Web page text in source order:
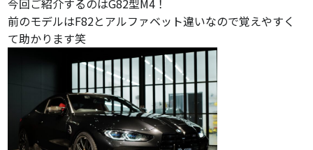
前のモデルはF82とアルファベット違いなので覚えやすく
て助かります笑